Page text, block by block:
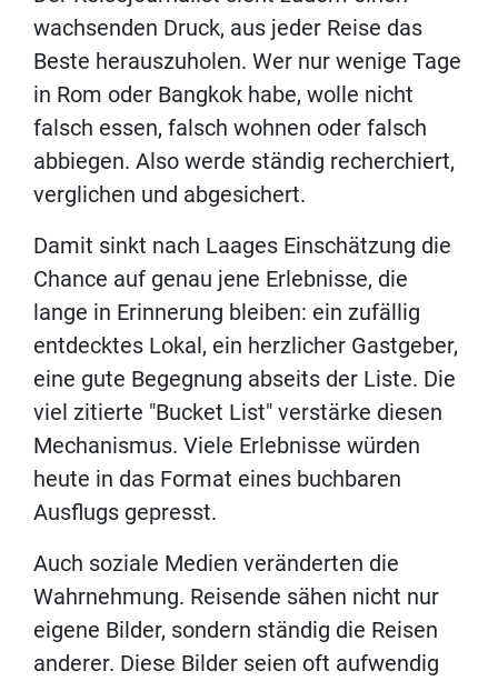
wachsenden Druck, aus jeder Reise das
Beste herauszuholen. Wer nur wenige Tage
in Rom oder Bangkok habe, wolle nicht
falsch essen, falsch wohnen oder falsch
abbiegen. Also werde ständig recherchiert,
verglichen und abgesichert.
Damit sinkt nach Laages Einschätzung die
Chance auf genau jene Erlebnisse, die
lange in Erinnerung bleiben: ein zufällig
entdecktes Lokal, ein herzlicher Gastgeber,
eine gute Begegnung abseits der Liste. Die
viel zitierte "Bucket List" verstärke diesen
Mechanismus. Viele Erlebnisse würden
heute in das Format eines buchbaren
Ausflugs gepresst.
Auch soziale Medien veränderten die
Wahrnehmung. Reisende sähen nicht nur
eigene Bilder, sondern ständig die Reisen
anderer. Diese Bilder seien oft aufwendig